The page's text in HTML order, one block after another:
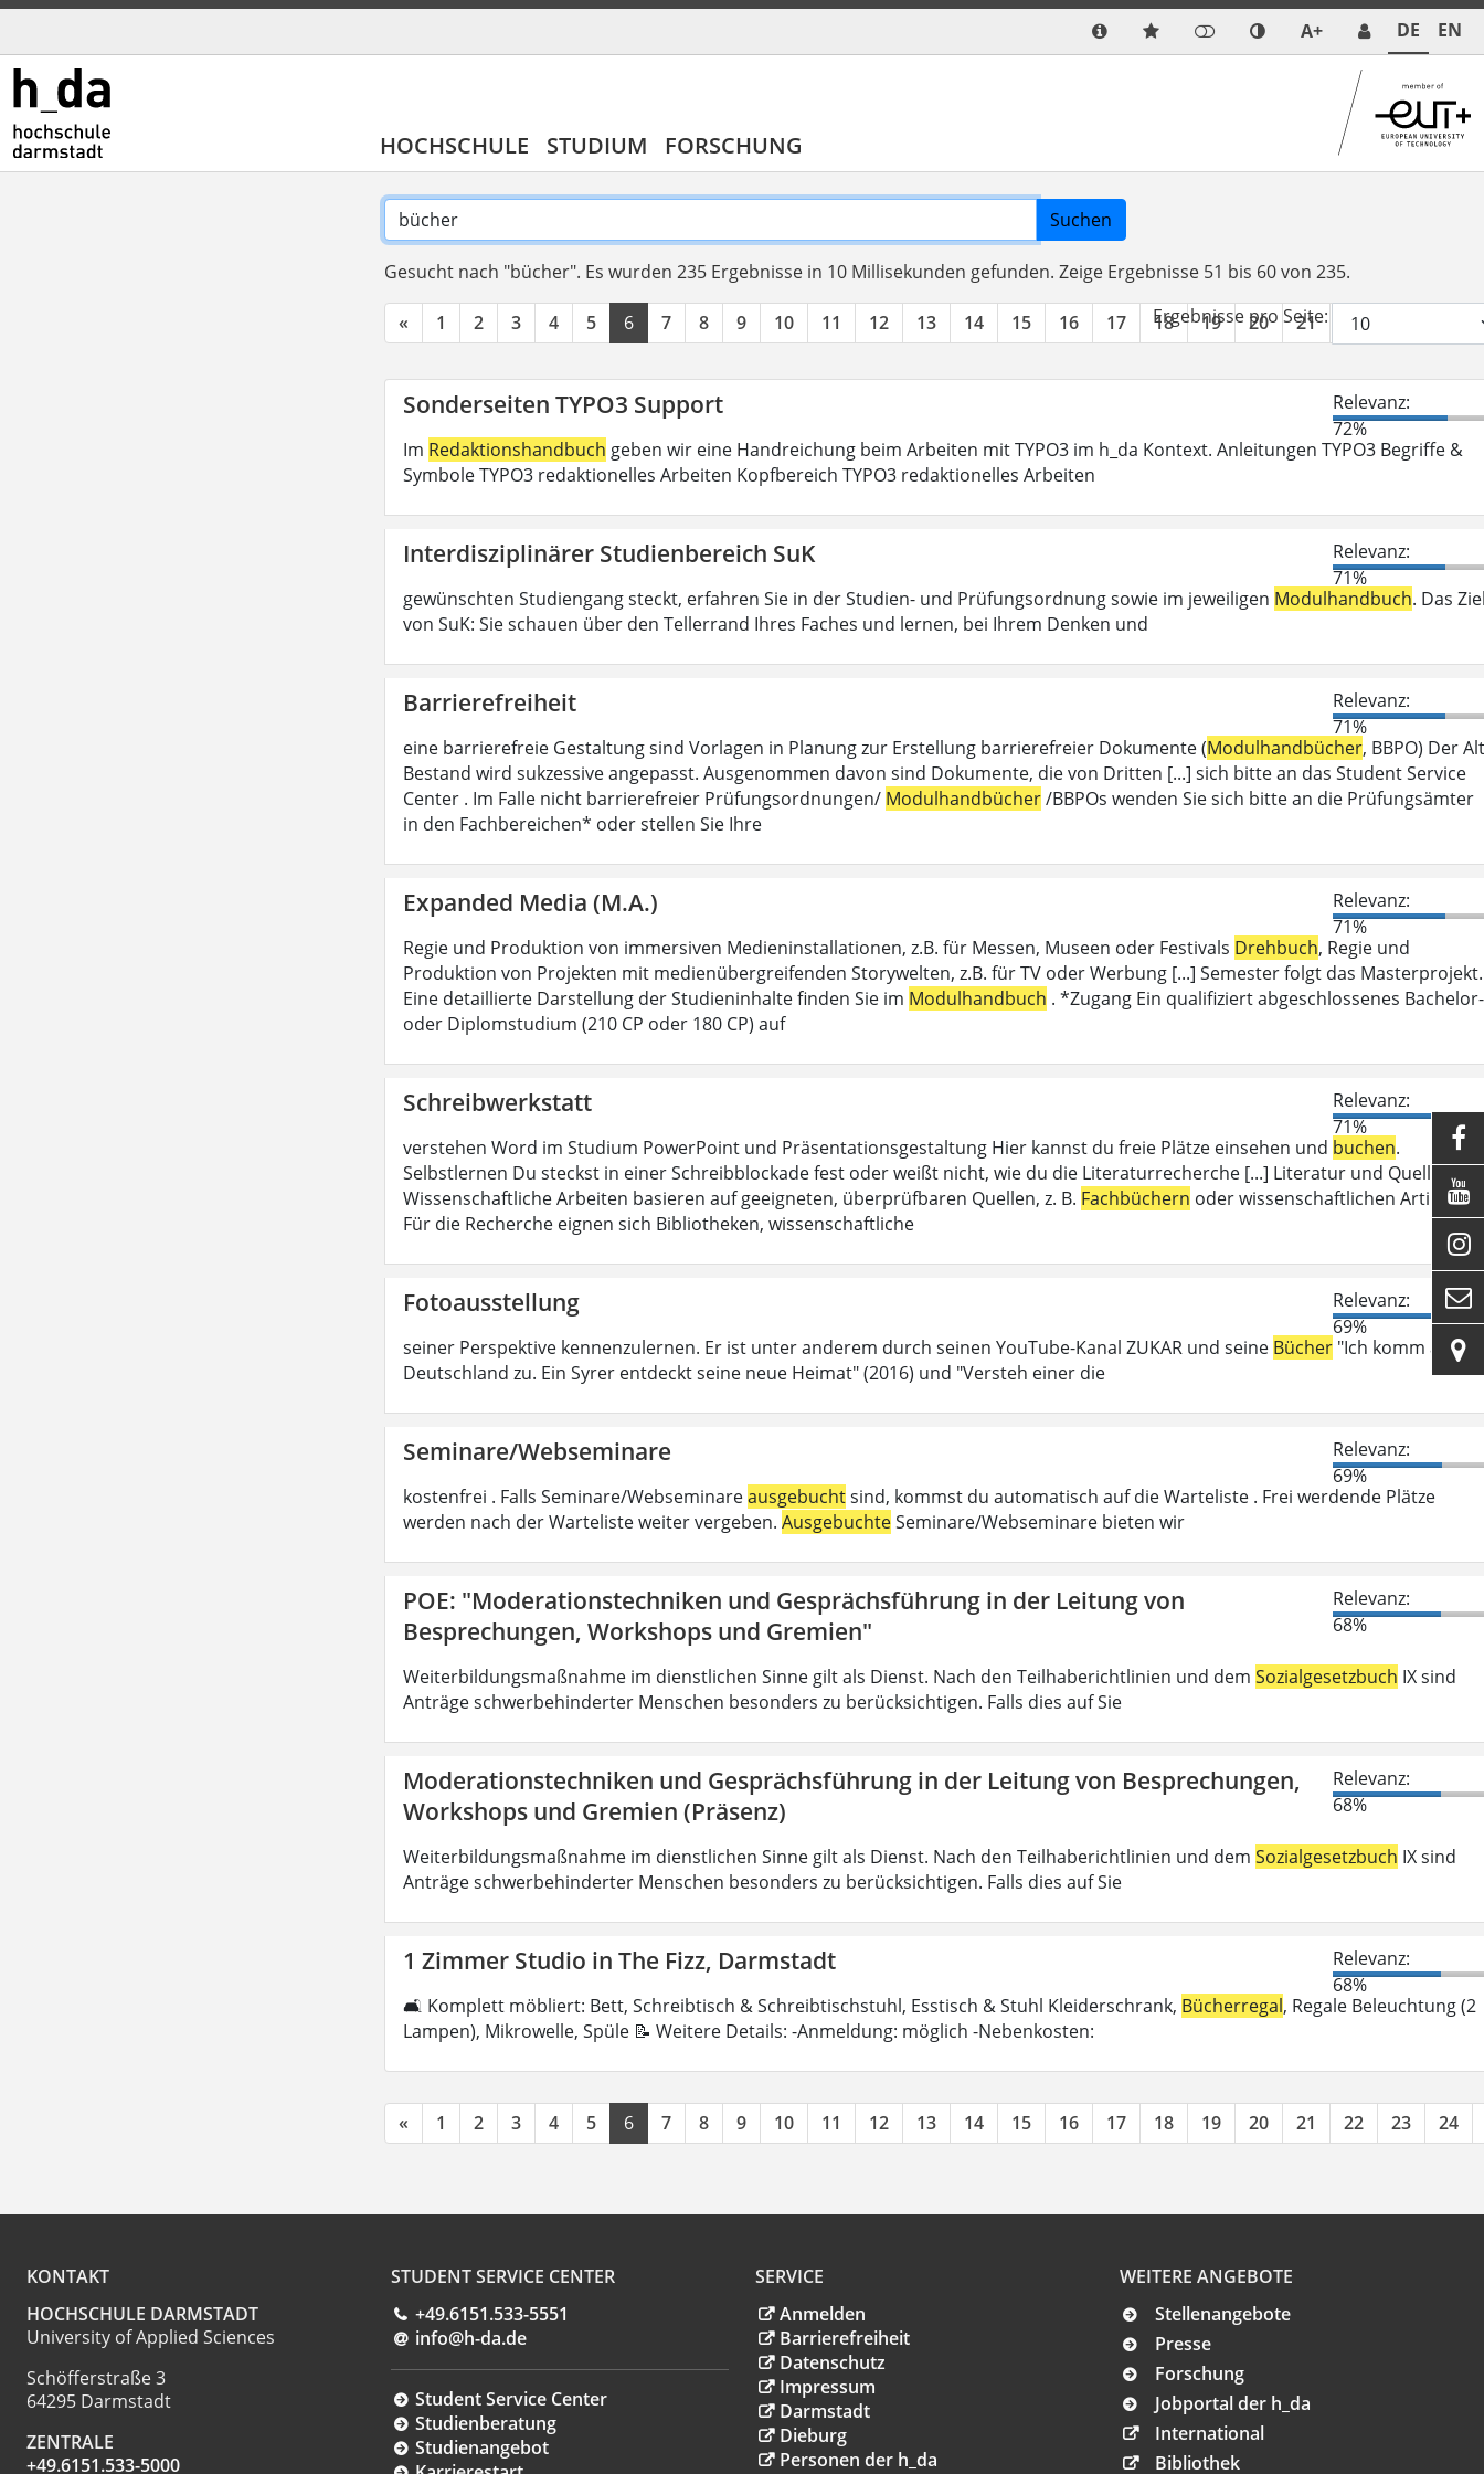
A+ DE EN
HOCHSCHULE STUDIUM FORSCHUNG
Suchen
Gesucht nach "bücher". Es wurden 235 Ergebnisse in 10 Millisekunden gefunden. Zeige Ergebnisse 51 bis 60 von 235.
« 1 2 3 4 5 6 7 8 9 10 11 12 13 14 15 16 17 18 19 20 21 22
Ergebnisse pro Seite:
Sonderseiten TYPO3 Support
Relevanz:
72%
Im Redaktionshandbuch geben wir eine Handreichung beim Arbeiten mit TYPO3 im h_da Kontext. Anleitungen TYPO3 Begriffe &
Symbole TYPO3 redaktionelles Arbeiten Kopfbereich TYPO3 redaktionelles Arbeiten
Interdisziplinärer Studienbereich SuK
Relevanz:
71%
gewünschten Studiengang steckt, erfahren Sie in der Studien- und Prüfungsordnung sowie im jeweiligen Modulhandbuch. Das
von SuK: Sie schauen über den Tellerrand Ihres Faches und lernen, bei Ihrem Denken und
Barrierefreiheit
Relevanz:
71%
eine barrierefreie Gestaltung sind Vorlagen in Planung zur Erstellung barrierefreier Dokumente (Modulhandbücher, BBPO) Der
Bestand wird sukzessive angepasst. Ausgenommen davon sind Dokumente, die von Dritten [...] sich bitte an das Student Service
Center . Im Falle nicht barrierefreier Prüfungsordnungen/ Modulhandbücher/BBPOs wenden Sie sich bitte an die Prüfungsämter
in den Fachbereichen* oder stellen Sie Ihre
Expanded Media (M.A.)
Relevanz:
71%
Regie und Produktion von immersiven Medieninstallationen, z.B. für Messen, Museen oder Festivals Drehbuch, Regie und
Produktion von Projekten mit medienübergreifenden Storywelten, z.B. für TV oder Werbung [...] Semester folgt das Masterprojekt.
Eine detaillierte Darstellung der Studieninhalte finden Sie im Modulhandbuch . *Zugang Ein qualifiziert abgeschlossenes Bachelor-
oder Diplomstudium (210 CP oder 180 CP) auf
Schreibwerkstatt
Relevanz:
71%
verstehen Word im Studium PowerPoint und Präsentationsgestaltung Hier kannst du freie Plätze einsehen und buchen.
Selbstlernen Du steckst in einer Schreibblockade fest oder weißt nicht, wie du die Literaturrecherche [...] Literatur und Quellen
Wissenschaftliche Arbeiten basieren auf geeigneten, überprüfbaren Quellen, z. B. Fachbüchern oder wissenschaftlichen Artikeln.
Für die Recherche eignen sich Bibliotheken, wissenschaftliche
Fotoausstellung
Relevanz:
69%
seiner Perspektive kennenzulernen. Er ist unter anderem durch seinen YouTube-Kanal ZUKAR und seine Bücher "Ich komm auf
Deutschland zu. Ein Syrer entdeckt seine neue Heimat" (2016) und "Versteh einer die
Seminare/Webseminare
Relevanz:
69%
kostenfrei . Falls Seminare/Webseminareausgebuchtsind, kommst du automatisch auf die Warteliste . Frei werdende Plätze
werden nach der Warteliste weiter vergeben. AusgebuchteSeminare/Webseminare bieten wir
POE: "Moderationstechniken und Gesprächsführung in der Leitung von
Besprechungen, Workshops und Gremien"
Relevanz:
68%
Weiterbildungsmaßnahme im dienstlichen Sinne gilt als Dienst. Nach den Teilhaberichtlinien und dem Sozialgesetzbuch IX sind
Anträge schwerbehinderter Menschen besonders zu berücksichtigen. Falls dies auf Sie
Moderationstechniken und Gesprächsführung in der Leitung von Besprechungen,
Workshops und Gremien (Präsenz)
Relevanz:
68%
Weiterbildungsmaßnahme im dienstlichen Sinne gilt als Dienst. Nach den Teilhaberichtlinien und dem Sozialgesetzbuch IX sind
Anträge schwerbehinderter Menschen besonders zu berücksichtigen. Falls dies auf Sie
1 Zimmer Studio in The Fizz, Darmstadt
Relevanz:
68%
🛋 Komplett möbliert: Bett, Schreibtisch & Schreibtischstuhl, Esstisch & Stuhl Kleiderschrank, Bücherregal, Regale Beleuchtung (2
Lampen), Mikrowelle, Spüle 📝 Weitere Details: -Anmeldung: möglich -Nebenkosten:
« 1 2 3 4 5 6 7 8 9 10 11 12 13 14 15 16 17 18 19 20 21 22 23 24
KONTAKT
HOCHSCHULE DARMSTADT
University of Applied Sciences
Schöfferstraße 3
64295 Darmstadt
ZENTRALE
+49.6151.533-5000
STUDENT SERVICE CENTER
+49.6151.533-5551
info@h-da.de
Student Service Center
Studienberatung
Studienangebot
SERVICE
Anmelden
Barrierefreiheit
Datenschutz
Impressum
Darmstadt
Dieburg
Personen der h_da
WEITERE ANGEBOTE
Stellenangebote
Presse
Forschung
Jobportal der h_da
International
Bibliothek




